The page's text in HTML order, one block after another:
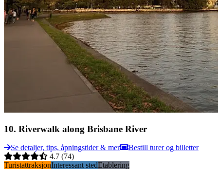
10. Riverwalk along Brisbane River
Se detaljer, tips, åpningstider & mer
Bestill turer og billetter
4.7 (74)
TuristattraksjonInteressant stedEtablering